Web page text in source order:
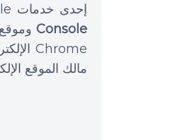
إحدى خدمات Google الأخرى، على سبيل المثال،
Console
Chrome الإلكتروني". ويوجّه مالك الكيان الآخر عادةً طلب
مالك الموقع